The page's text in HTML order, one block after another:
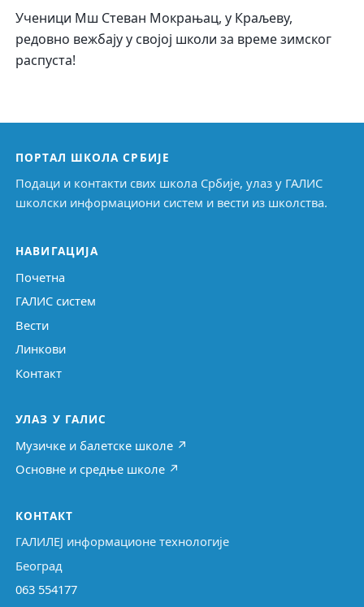
Ученици Мш Стеван Мокрањац, у Краљеву,
редовно вежбају у својој школи за време зимског
распуста!
ПОРТАЛ ШКОЛА СРБИЈЕ
Подаци и контакти свих школа Србије, улаз у ГАЛИС
школски информациони систем и вести из школства.
НАВИГАЦИЈА
Почетна
ГАЛИС систем
Вести
Линкови
Контакт
УЛАЗ У ГАЛИС
Музичке и балетске школе ↗
Основне и средње школе ↗
КОНТАКТ
ГАЛИЛЕЈ информационе технологије
Београд
063 554177